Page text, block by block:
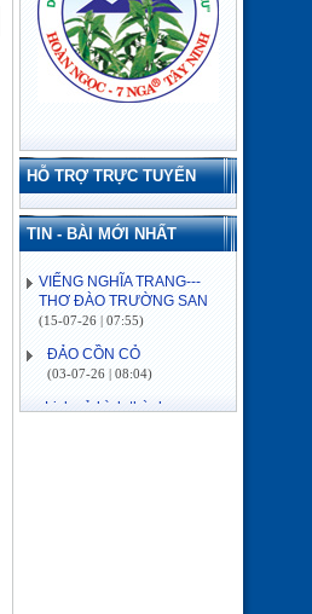
HỖ TRỢ TRỰC TUYẾN
TIN - BÀI MỚI NHẤT
VIẾNG NGHĨA TRANG---
(15-07-26 | 07:55)
ĐẢO CỒN CỎ
(03-07-26 | 08:04)
Lịch sử hình thành
(03-07-26 | 08:04)